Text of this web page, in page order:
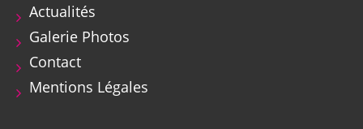
Actualités
Galerie Photos
Contact
Mentions Légales